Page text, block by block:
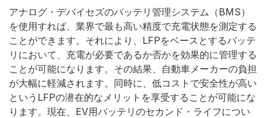
アナログ・デバイセズのバッテリ管理システム（BMS）
を使用すれば、業界で最も高い精度で充電状態を測定する
ことができます。それにより、LFPをベースとするバッテ
リにおいて、充電が必要であるか否かを効果的に管理する
ことが可能になります。その結果、自動車メーカーの負担
が大幅に軽減されます。同時に、低コストで安全性が高い
というLFPの潜在的なメリットを享受することが可能にな
ります。現在、EV用バッテリのセカンド・ライフについ